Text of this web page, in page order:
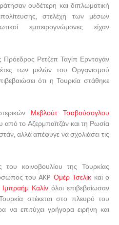
ουδέτερη και διπλωματική
στελέχη των μέσων
εμπειρογνώμονες είχαν
Πρόεδρος Ρετζέπ Ταγίπ Ερντογάν
των μελών του Οργανισμού
ότι η Τουρκία στάθηκε
Μεβλούτ Τσαβούσογλου
από το Αζερμπαϊτζάν και τη Ρωσία
αλλά απέφυγε να σχολιάσει τις
κοινοβουλίου της Τουρκίας
του AKP Ομέρ Τσελίκ και ο
Ιμπραήμ Καλίνόλοι επιβεβαίωσαν
στέκεται στο πλευρό του
να επιτύχει γρήγορα ειρήνη και